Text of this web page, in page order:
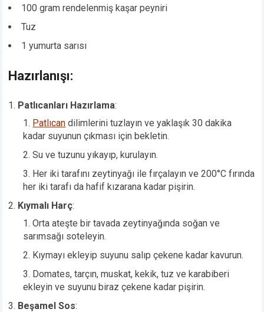
100 gram rendelenmiş kaşar peyniri
Tuz
1 yumurta sarısı
Hazırlanışı:
Patlıcanları Hazırlama:
Patlıcan dilimlerini tuzlayın ve yaklaşık 30 dakika
kadar suyunun çıkması için bekletin.
Su ve tuzunu yıkayıp, kurulayın.
Her iki tarafını zeytinyağı ile fırçalayın ve 200°C fırında
her iki tarafı da hafif kızarana kadar pişirin.
Kıymalı Harç:
Orta ateşte bir tavada zeytinyağında soğan ve
sarımsağı soteleyin.
Kıymayı ekleyip suyunu salıp çekene kadar kavurun.
Domates, tarçın, muskat, kekik, tuz ve karabiberi
ekleyin ve suyunu biraz çekene kadar pişirin.
Beşamel Sos: